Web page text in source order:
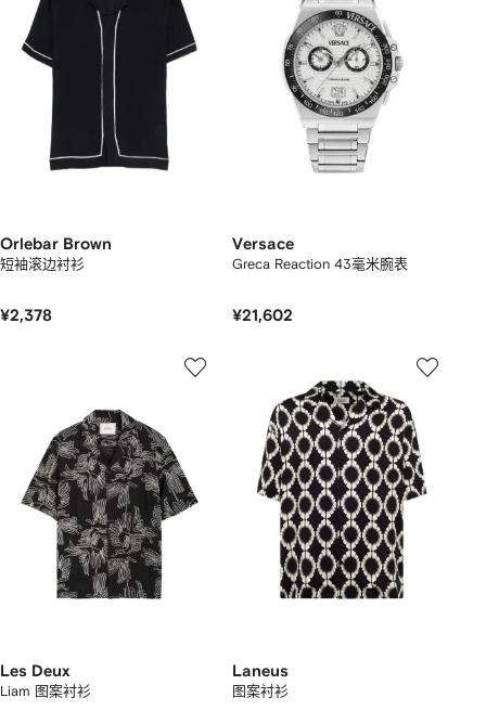
Orlebar Brown
短袖滚边衬衫
¥2,378
Versace
Greca Reaction 43毫米腕表
¥21,602
Les Deux
Liam 图案衬衫
Laneus
图案衬衫